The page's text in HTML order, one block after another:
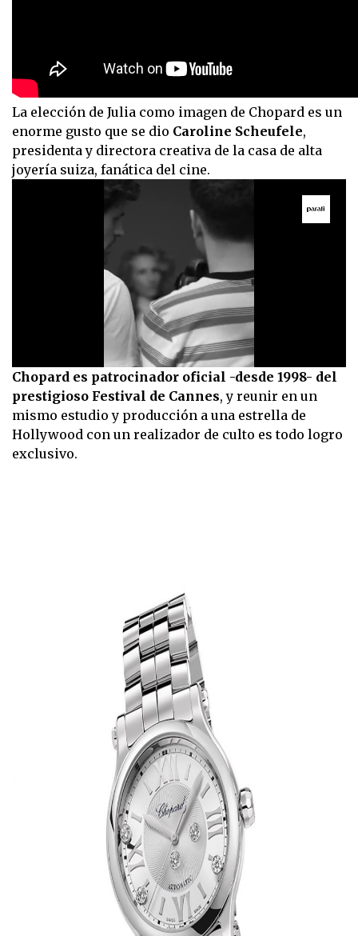
La elección de Julia como imagen de Chopard es un
enorme gusto que se dio Caroline Scheufele,
presidenta y directora creativa de la casa de alta
joyería suiza, fanática del cine.
0
seconds
of
16
seconds
Chopard es patrocinador oficial -desde 1998- del
prestigioso Festival de Cannes, y reunir en un
mismo estudio y producción a una estrella de
Hollywood con un realizador de culto es todo logro
exclusivo.